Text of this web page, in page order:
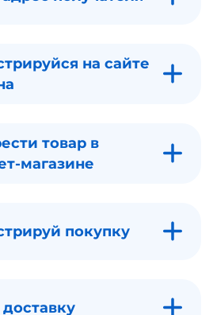
на сайте
товар в
магазине
покупку